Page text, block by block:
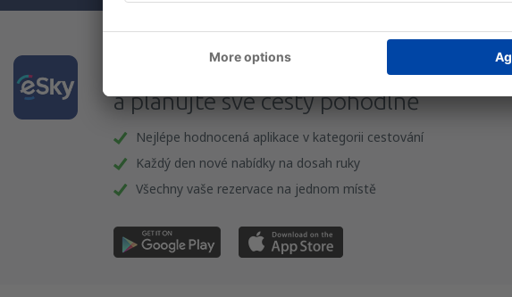
Stáhněte si naši aplikaci
a plánujte své cesty pohodlně
Nejlépe hodnocená aplikace v kategorii cestování
Každý den nové nabídky na dosah ruky
Všechny vaše rezervace na jednom místě